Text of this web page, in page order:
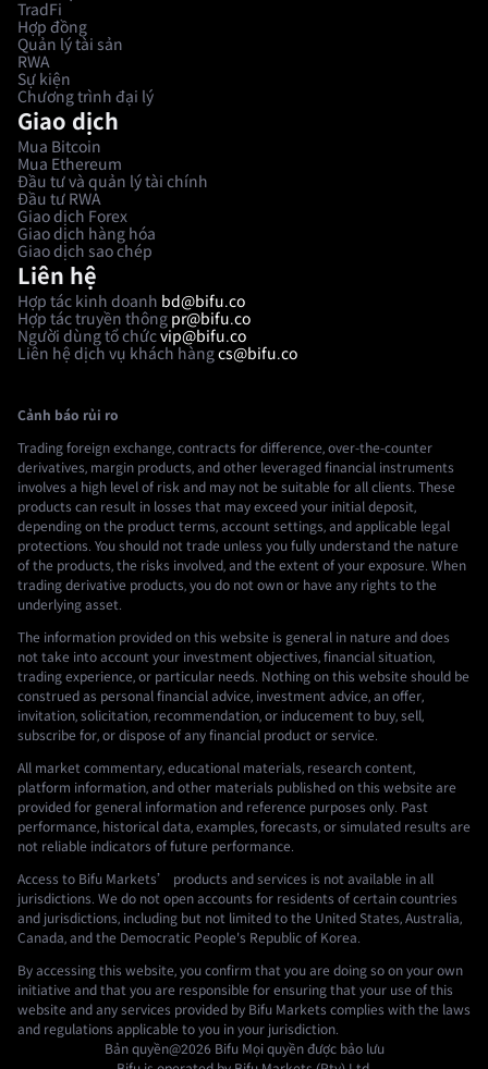
TradFi
Hợp đồng
Quản lý tài sản
RWA
Sự kiện
Chương trình đại lý
Giao dịch
Mua Bitcoin
Mua Ethereum
Đầu tư và quản lý tài chính
Đầu tư RWA
Giao dịch Forex
Giao dịch hàng hóa
Giao dịch sao chép
Liên hệ
Hợp tác kinh doanh bd@bifu.co
Hợp tác truyền thông pr@bifu.co
Người dùng tổ chứcvip@bifu.co
Liên hệ dịch vụ khách hàngcs@bifu.co
Cảnh báo rủi ro
Trading foreign exchange, contracts for difference, over-the-counter
derivatives, margin products, and other leveraged financial instruments
involves a high level of risk and may not be suitable for all clients. These
products can result in losses that may exceed your initial deposit,
depending on the product terms, account settings, and applicable legal
protections. You should not trade unless you fully understand the nature
of the products, the risks involved, and the extent of your exposure. When
trading derivative products, you do not own or have any rights to the
underlying asset.
The information provided on this website is general in nature and does
not take into account your investment objectives, financial situation,
trading experience, or particular needs. Nothing on this website should be
construed as personal financial advice, investment advice, an offer,
invitation, solicitation, recommendation, or inducement to buy, sell,
subscribe for, or dispose of any financial product or service.
All market commentary, educational materials, research content,
platform information, and other materials published on this website are
provided for general information and reference purposes only. Past
performance, historical data, examples, forecasts, or simulated results are
not reliable indicators of future performance.
Access to Bifu Markets’ products and services is not available in all
jurisdictions. We do not open accounts for residents of certain countries
and jurisdictions, including but not limited to the United States, Australia,
Canada, and the Democratic People's Republic of Korea.
By accessing this website, you confirm that you are doing so on your own
initiative and that you are responsible for ensuring that your use of this
website and any services provided by Bifu Markets complies with the laws
and regulations applicable to you in your jurisdiction.
Bản quyền@2026 BifuMọi quyền được bảo lưu